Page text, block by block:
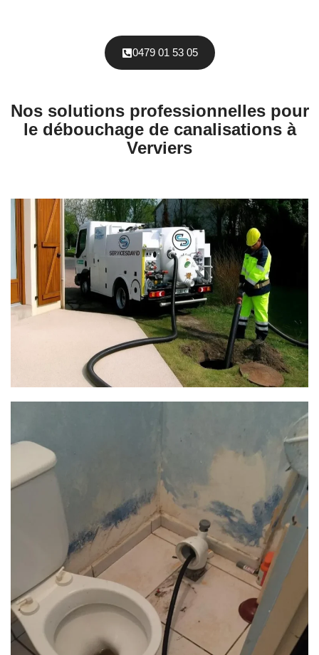
0479 01 53 05
Nos solutions professionnelles pour
le débouchage de canalisations à
Verviers